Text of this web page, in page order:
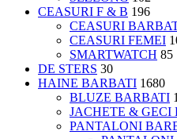
CEASURI F & B 196
CEASURI
CEASURI FEMEI
SMARTWATCH 85
DE STERS 30
HAINE BARBATI 1680
BLUZE BARBATI
JACHETE & GECI
PANTALONI